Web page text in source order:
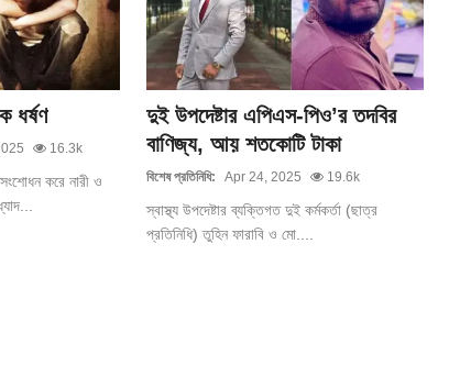
ধর্ষণ
16.3k
করে নারী ও
দুই উপদেষ্টার এপিএস-পিও’র তদবির
বাণিজ্য, আয় শতকোটি টাকা
বিশেষ প্রতিনিধি: Apr 24, 2025 19.6k
স্বাস্থ্য উপদেষ্টার ব্যক্তিগত দুই কর্মকর্তা (ছাত্র
প্রতিনিধি) তুহিন ফারাবি ও মো....